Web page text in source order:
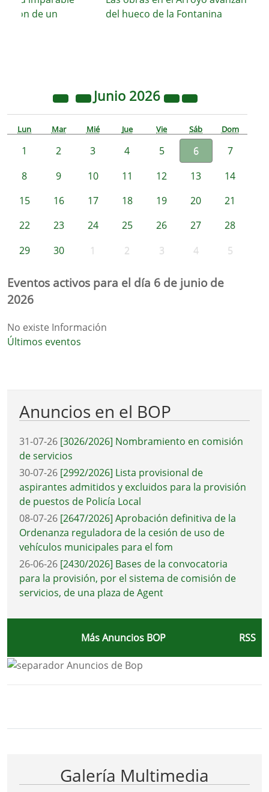
de un
del hueco de la Fontanina
Junio 2026
Lun Mar Mié Jue Vie Sáb Dom
1 2 3 4 5 6
7
8
9 10 11 12 13
14
15
16 17 18 19 20
21
22
23 24 25 26 27
28
29
30 1 2 3 4 5
Eventos activos para el día 6 de junio de
2026
No existe Información
Últimos eventos
Anuncios en el BOP
31-07-26 [3026/2026] Nombramiento en comisión
de servicios
30-07-26 [2992/2026] Lista provisional de
aspirantes admitidos y excluidos para la provisión
de puestos de Policía Local
08-07-26 [2647/2026] Aprobación definitiva de la
Ordenanza reguladora de la cesión de uso de
vehículos municipales para el fom
26-06-26 [2430/2026] Bases de la convocatoria
para la provisión, por el sistema de comisión de
servicios, de una plaza de Agent
Más Anuncios BOP RSS
Galería Multimedia